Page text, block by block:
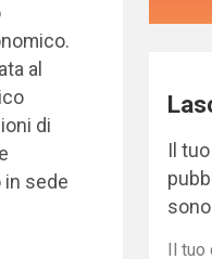
al
di
in sede
Il